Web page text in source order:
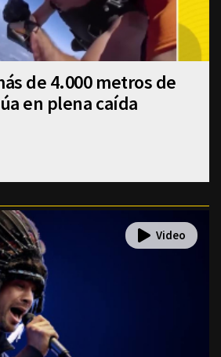
de 4.000 metros de
en plena caída